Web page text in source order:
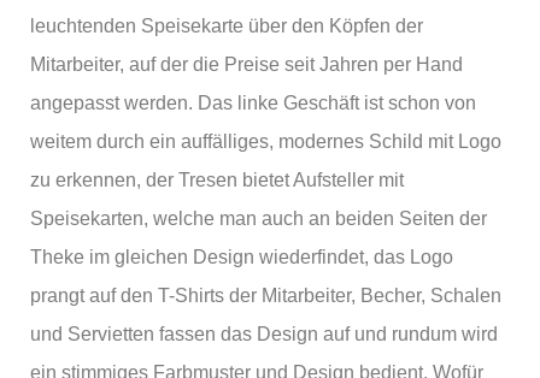
leuchtenden Speisekarte über den Köpfen der
Mitarbeiter, auf der die Preise seit Jahren per Hand
angepasst werden. Das linke Geschäft ist schon von
weitem durch ein auffälliges, modernes Schild mit Logo
zu erkennen, der Tresen bietet Aufsteller mit
Speisekarten, welche man auch an beiden Seiten der
Theke im gleichen Design wiederfindet, das Logo
prangt auf den T-Shirts der Mitarbeiter, Becher, Schalen
und Servietten fassen das Design auf und rundum wird
ein stimmiges Farbmuster und Design bedient. Wofür